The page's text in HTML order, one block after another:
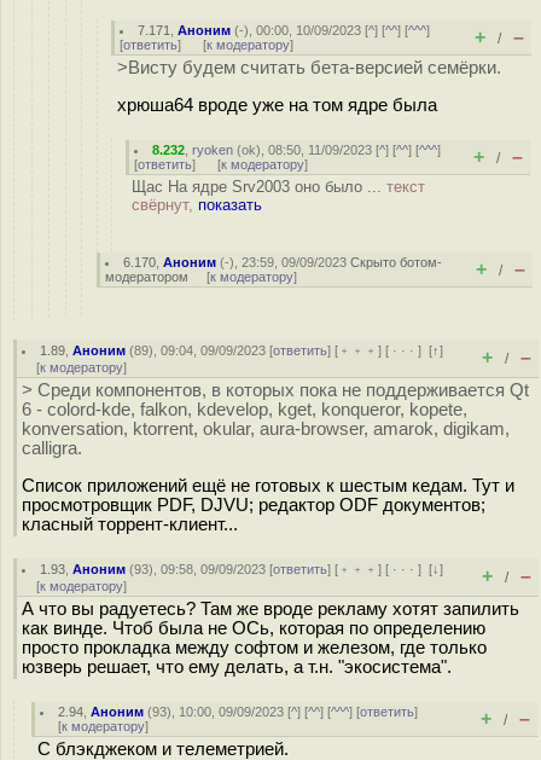
7.171 ,Аноним (-), 00:00, 10/09/2023 [^] [^^] [^^^]
[ответить] [к модератору] + / –
>Висту будем считать бета-версией семёрки.
хрюша64 вроде уже на том ядре была
8.232 ,ryoken (ok), 08:50, 11/09/2023 [^] [^^] [^^^]
[ответить] [к модератору] + / –
Щас На ядре Srv2003 оно было ... текст
свёрнут, показать
6.170 ,Аноним (-), 23:59, 09/09/2023Скрыто ботом-
модератором [к модератору] + / –
1.89 ,Аноним (89), 09:04, 09/09/2023 [ответить] [ ﹢﹢﹢] [ · · ·][↑]
[к модератору] + / –
> Среди компонентов, в которых пока не поддерживается Qt
6 - colord-kde, falkon, kdevelop, kget, konqueror, kopete,
konversation, ktorrent, okular, aura-browser, amarok, digikam,
calligra.
Список приложений ещё не готовых к шестым кедам. Тут и
просмотровщик PDF, DJVU; редактор ODF документов;
класный торрент-клиент...
1.93 ,Аноним (93), 09:58, 09/09/2023 [ответить] [ ﹢﹢﹢] [ · · ·][↓]
[к модератору] + / –
А что вы радуетесь? Там же вроде рекламу хотят запилить
как винде. Чтоб была не ОСь, которая по определению
просто прокладка между софтом и железом, где только
юзверь решает, что ему делать, а т.н. "экосистема".
2.94 ,Аноним (93), 10:00, 09/09/2023 [^] [^^] [^^^] [ответить]
[к модератору] + / –
С блэкджеком и телеметрией.